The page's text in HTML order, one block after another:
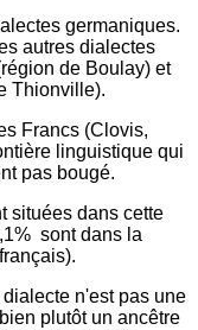
germaniques.
autres dialectes
de Boulay) et
Thionville).
Francs (Clovis,
linguistique qui
pas bougé.
situées dans cette
sont dans la
n'est pas une
plutôt un ancêtre